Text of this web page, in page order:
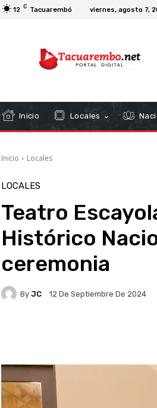
12 C Tacuarembó viernes, agosto 7,
Inicio Locales
Inicio Locales
LOCALES
Teatro
Histórico
ceremonia
By JC 12 De Septiembre De 2024